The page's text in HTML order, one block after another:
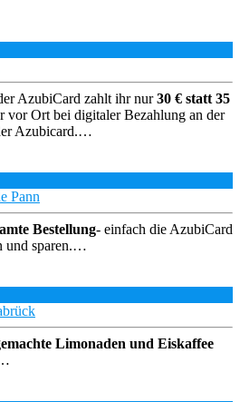
AzubiCard zahlt ihr nur30 € statt 35
vor Ort bei digitaler Bezahlung an der
Azubicard.…
Pann
Bestellung- einfach die AzubiCard
und sparen.…
Limonaden und Eiskaffee